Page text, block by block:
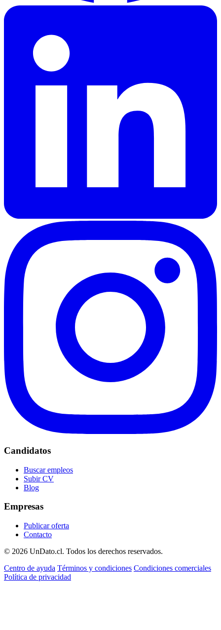
Candidatos
Buscar empleos
Subir CV
Blog
Empresas
Publicar oferta
Contacto
© 2026 UnDato.cl. Todos los derechos reservados.
Centro de ayuda Términos y condiciones Condiciones comerciales
Política de privacidad